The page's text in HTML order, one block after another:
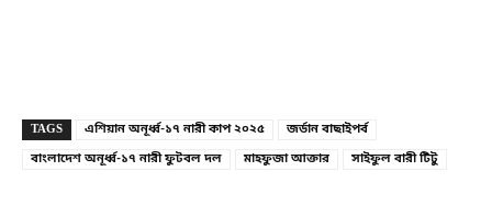
TAGS এশিয়ান অনূর্ধ্ব-১৭ নারী কাপ ২০২৫
জর্ডান বাছাইপর্ব
বাংলাদেশ অনূর্ধ্ব-১৭ নারী ফুটবল দল
মাহফুজা আক্তার সাইফুল বারী টিটু